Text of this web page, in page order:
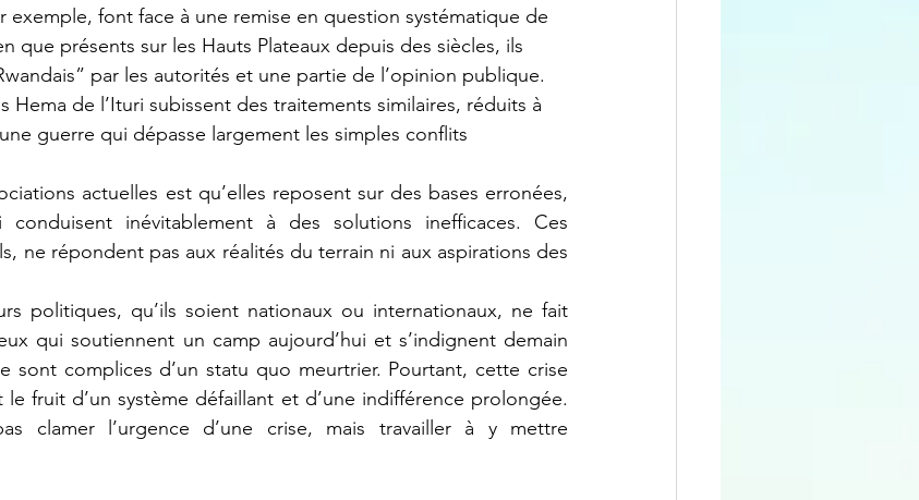
que présents sur les Hauts Plateaux depuis des siècles, ils
par les autorités et une partie de l’opinion publique.
Hema de l’Ituri subissent des traitements similaires, réduits à
guerre qui dépasse largement les simples conflits
conduisent inévitablement à des solutions inefficaces. Ces
ne répondent pas aux réalités du terrain ni aux aspirations des
qui soutiennent un camp aujourd’hui et s’indignent demain
sont complices d’un statu quo meurtrier. Pourtant, cette crise
le fruit d’un système défaillant et d’une indifférence prolongée.
clamer l’urgence d’une crise, mais travailler à y mettre